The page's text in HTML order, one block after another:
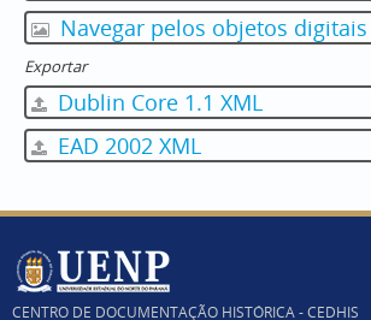
Navegar pelos objetos digitais
Exportar
Dublin Core 1.1 XML
EAD 2002 XML
CENTRO DE DOCUMENTAÇÃO HISTÓRICA - CEDHIS